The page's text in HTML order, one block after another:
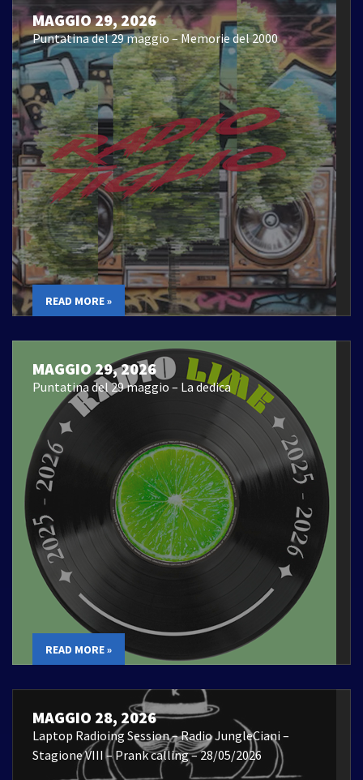
MAGGIO 29, 2026
Puntatina del 29 maggio – Memorie del 2000
READ MORE »
MAGGIO 29, 2026
Puntatina del 29 maggio – La dedica
READ MORE »
MAGGIO 28, 2026
Laptop Radioing Session – Radio JungleCiani –
Stagione VIII – Prank calling – 28/05/2026